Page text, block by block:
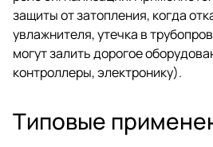
защиты от затопления, когда
увлажнителя, утечка в
могут залить дорогое
контроллеры, электронику).
Типовые